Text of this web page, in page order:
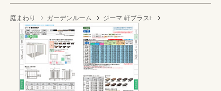
庭まわり ガーデンルーム ジーマ 軒プラスF